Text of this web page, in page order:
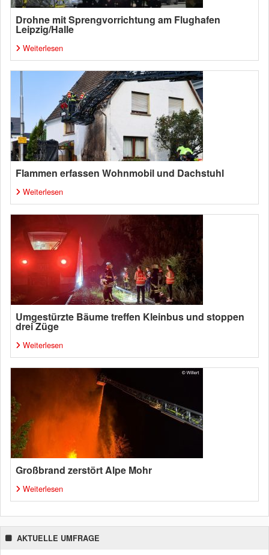
Drohne mit Sprengvorrichtung am Flughafen
Leipzig/Halle
Weiterlesen
Flammen erfassen Wohnmobil und Dachstuhl
Weiterlesen
Umgestürzte Bäume treffen Kleinbus und stoppen
drei Züge
Weiterlesen
Großbrand zerstört Alpe Mohr
Weiterlesen
AKTUELLE UMFRAGE